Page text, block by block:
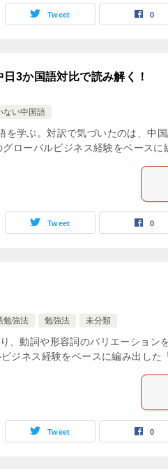
Tweet 0
3か国語対比で読み解く！
ない中国語
学ぶ。対訳で気づいたのは、中
ローバルビジネス経験をベース
Tweet 0
勉強法 勉強法 未分類
、動詞や形容詞のバリエーション
ジネス経験をベースに編み出し
Tweet 0